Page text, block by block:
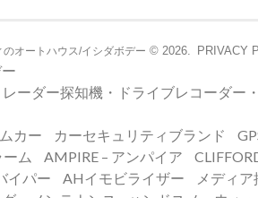
オートハウス/イシダボデー © 2026. PRIVACY
ーダー探知機・ドライブレコーダー
カー カーセキュリティブランド
ム
AMPIRE – アンパイア
イパー AHイモビライザー メディア